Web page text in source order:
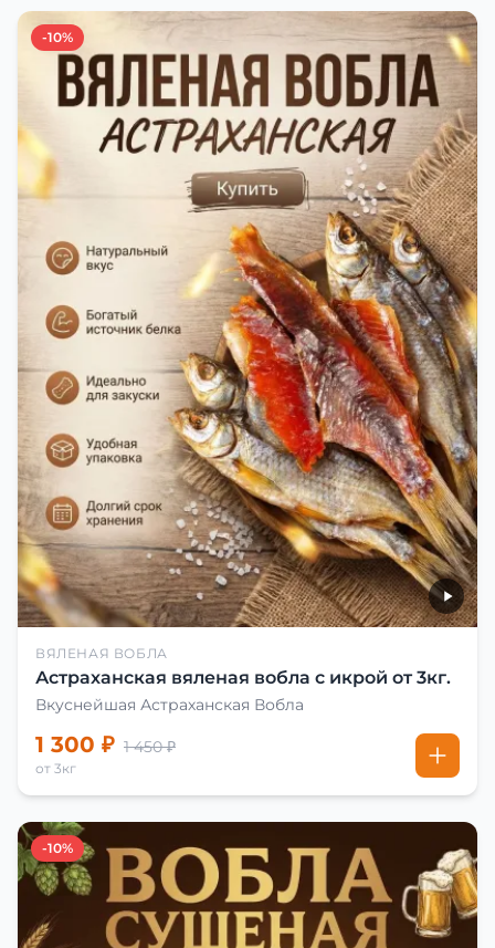
-10%
ВЯЛЕНАЯ ВОБЛА
Астраханская вяленая вобла с икрой от 3кг.
Вкуснейшая Астраханская Вобла
1 300 ₽ 1 450 ₽
от 3кг
-10%